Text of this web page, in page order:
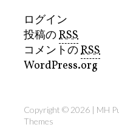
ログイン
投稿のRSS
コメントのRSS
WordPress.org
Copyright © 2026 | MH
Themes